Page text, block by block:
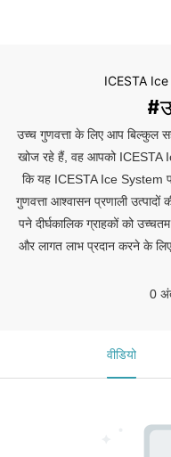
ICESTA
उच्च गुणवत्ता के लिए आप बिल्कुल
खोज रहे हैं, वह आपको ICESTA
कि यह ICESTA Ice System
गुणवत्ता आश्वासन प्रणाली उत्पादों
पने दीर्घकालिक ग्राहकों को
और लागत लाभ प्रदान करने के
0
वीडियो